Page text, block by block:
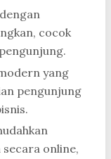
cocok
yang
pengunjung
online,